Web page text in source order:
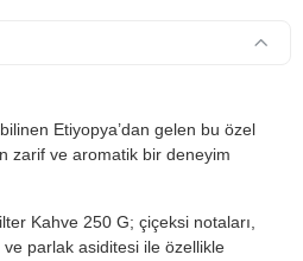
Etiyopya’dan gelen bu özel
zarif ve aromatik bir deneyim
Kahve 250 G; çiçeksi notaları,
parlak asiditesi ile özellikle